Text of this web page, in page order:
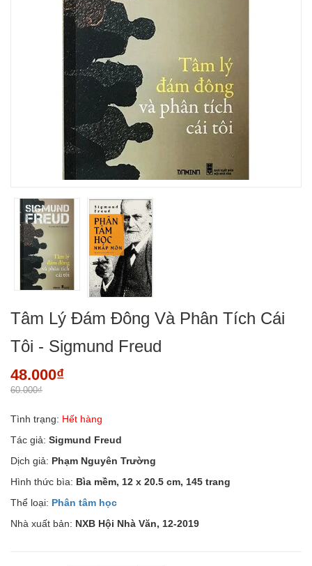
Tâm Lý Đám Đông Và Phân Tích Cái
Tôi - Sigmund Freud
48.000₫
60.000₫
Tình trạng: Hết hàng
Tác giả: Sigmund Freud
Dịch giả: Phạm Nguyên Trường
Hình thức bìa: Bìa mềm, 12 x 20.5 cm, 145 trang
Thể loại: Phân tâm học
Nhà xuất bản: NXB Hội Nhà Văn, 12-2019